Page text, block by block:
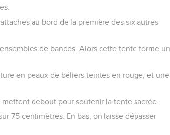
au bord de la première des six autres
de bandes. Alors cette tente forme un
en peaux de béliers teintes en rouge, et une
debout pour soutenir la tente sacrée.
75 centimètres. En bas, on laisse dépasser